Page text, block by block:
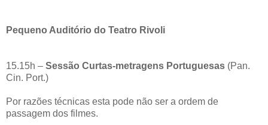
Pequeno Auditório do Teatro Rivoli
15.15h – Sessão Curtas-metragens Portuguesas (Pan.
Cin. Port.)
Por razões técnicas esta pode não ser a ordem de
passagem dos filmes.